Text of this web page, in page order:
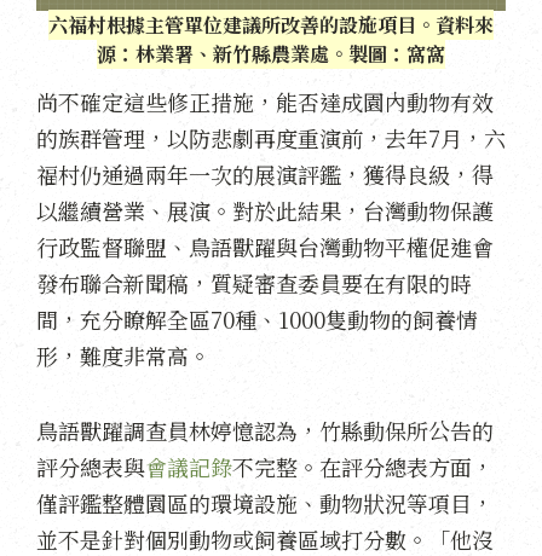
六福村根據主管單位建議所改善的設施項目。資料來
源：林業署、新竹縣農業處。製圖：窩窩
尚不確定這些修正措施，能否達成園內動物有效
的族群管理，以防悲劇再度重演前，去年7月，六
福村仍通過兩年一次的展演評鑑，獲得良級，得
以繼續營業、展演。對於此結果，台灣動物保護
行政監督聯盟、鳥語獸躍與台灣動物平權促進會
發布聯合新聞稿，質疑審查委員要在有限的時
間，充分瞭解全區70種、1000隻動物的飼養情
形，難度非常高。
鳥語獸躍調查員林婷憶認為，竹縣動保所公告的
評分總表與會議記錄不完整。在評分總表方面，
僅評鑑整體園區的環境設施、動物狀況等項目，
並不是針對個別動物或飼養區域打分數。「他沒